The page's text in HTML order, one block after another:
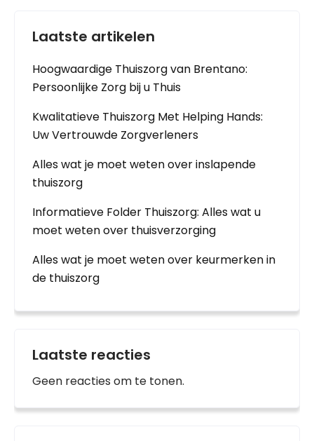
Laatste artikelen
Hoogwaardige Thuiszorg van Brentano:
Persoonlijke Zorg bij u Thuis
Kwalitatieve Thuiszorg Met Helping Hands:
Uw Vertrouwde Zorgverleners
Alles wat je moet weten over inslapende
thuiszorg
Informatieve Folder Thuiszorg: Alles wat u
moet weten over thuisverzorging
Alles wat je moet weten over keurmerken in
de thuiszorg
Laatste reacties
Geen reacties om te tonen.